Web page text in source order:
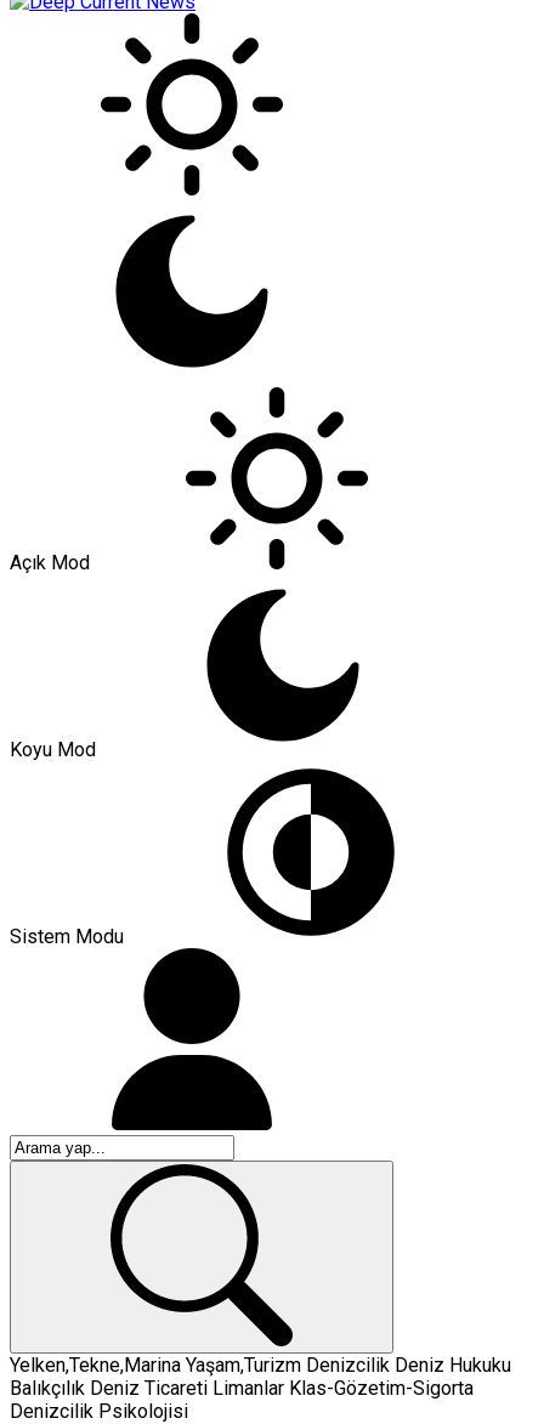
Açık Mod
Koyu Mod
Sistem Modu
Yelken,Tekne,Marina Yaşam,Turizm Denizcilik Deniz Hukuku
Balıkçılık Deniz Ticareti Limanlar Klas-Gözetim-Sigorta
Denizcilik Psikolojisi